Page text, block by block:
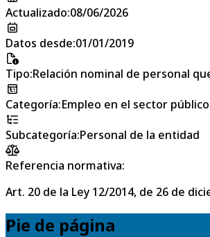
Actualizado:08/06/2026
Datos desde:01/01/2019
Tipo:Relación nominal de personal
Categoría:Empleo en el sector público
Subcategoría:Personal de la entidad
Referencia normativa:
Art. 20 de la Ley 12/2014, de 26 de
Pie de página